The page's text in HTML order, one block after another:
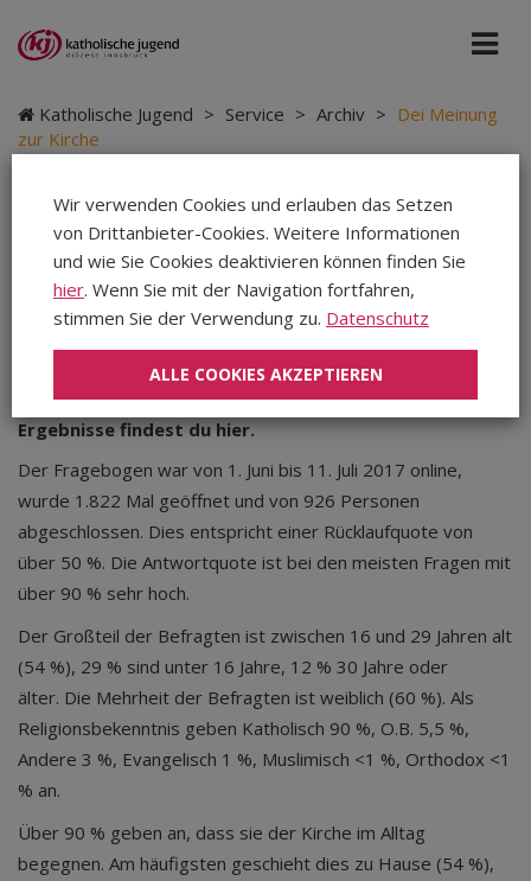
Katholische Jugend > Service > Archiv > Dei Meinung
zur Kirche
Dei Meinung zur Kirche
Weiß die Kirche, was Jugendliche interessiert? Was ist
in deinem Leben die größte Herausforderung? Was die
beste Chance? Was möchtest du der Kirche sagen? 926
Personen haben diese Fragen beantwortet. Die
Ergebnisse findest du hier.
Der Fragebogen war von 1. Juni bis 11. Juli 2017 online,
wurde 1.822 Mal geöffnet und von 926 Personen
abgeschlossen. Dies entspricht einer Rücklaufquote von
über 50 %. Die Antwortquote ist bei den meisten Fragen mit
über 90 % sehr hoch.
Der Großteil der Befragten ist zwischen 16 und 29 Jahren alt
(54 %), 29 % sind unter 16 Jahre, 12 % 30 Jahre oder
älter. Die Mehrheit der Befragten ist weiblich (60 %). Als
Religionsbekenntnis geben Katholisch 90 %, O.B. 5,5 %,
Andere 3 %, Evangelisch 1 %, Muslimisch <1 %, Orthodox <1
% an.
Über 90 % geben an, dass sie der Kirche im Alltag
begegnen. Am häufigsten geschieht dies zu Hause (54 %),
Wir verwenden Cookies und erlauben das Setzen
von Drittanbieter-Cookies. Weitere Informationen
und wie Sie Cookies deaktivieren können finden Sie
hier. Wenn Sie mit der Navigation fortfahren,
stimmen Sie der Verwendung zu. Datenschutz
ALLE COOKIES AKZEPTIEREN